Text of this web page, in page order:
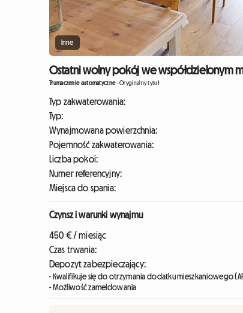
Inne
Ostatni wolny pokój we współdzielonym
Tłumaczenie automatyczne-Oryginalny tytuł
Typ zakwaterowania:
Typ:
Wynajmowana powierzchnia:
Pojemność zakwaterowania:
Liczba pokoi:
Numer referencyjny:
Miejsca do spania:
Czynsz i warunki wynajmu
450 € / miesiąc
Czas trwania:
Depozyt zabezpieczający:
- Kwalifikuje się do otrzymania dodatku mieszkaniowego
- Możliwość zameldowania